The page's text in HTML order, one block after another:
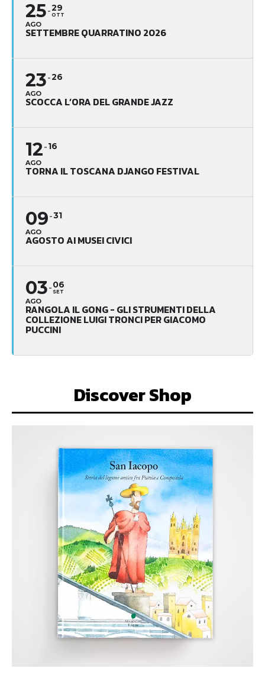
25
AGO
29
OTT
SETTEMBRE QUARRATINO 2026
23
AGO
26
SCOCCA L’ORA DEL GRANDE JAZZ
12
AGO
16
TORNA IL TOSCANA DJANGO FESTIVAL
09
AGO
31
AGOSTO AI MUSEI CIVICI
03
AGO
06
SET
RANGOLA IL GONG - GLI STRUMENTI DELLA
COLLEZIONE LUIGI TRONCI PER GIACOMO
PUCCINI
Discover Shop